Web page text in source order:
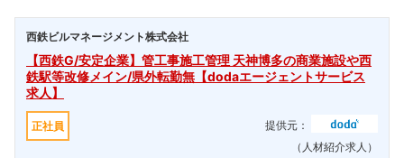
西鉄ビルマネージメント株式会社
【西鉄G/安定企業】管工事施工管理 天神博多の商業施設や西
鉄駅等改修メイン/県外転勤無【dodaエージェントサービス
求人】
正社員
提供元：
（人材紹介求人）